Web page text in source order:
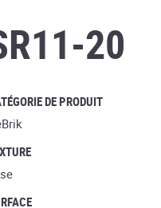
20
DE PRODUIT